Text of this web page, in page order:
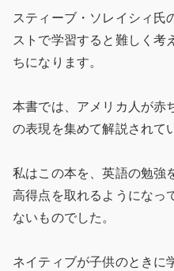
スティーブ・ソレイシィ氏
ストで学習すると難しく考
ちになります。
本書では、アメリカ人が赤
の表現を集めて解説されて
私はこの本を、英語の勉強
高得点を取れるようになっ
ないものでした。
ネイティブが子供のときに